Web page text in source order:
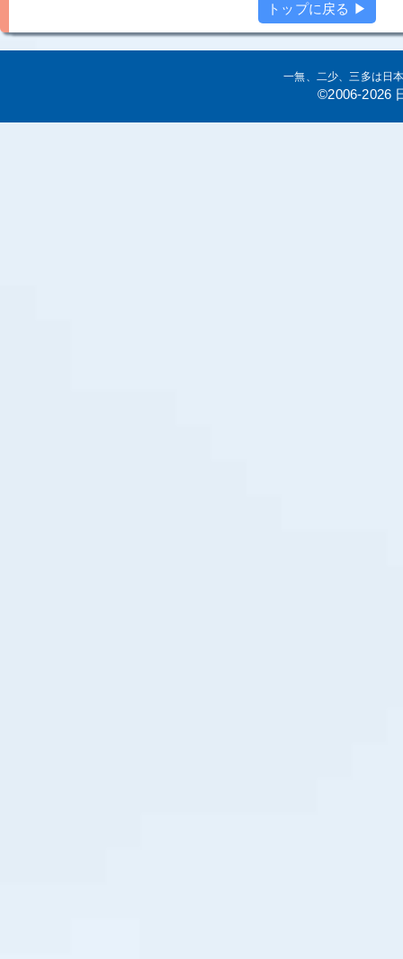
トップに戻る ▶
一無、二少、三多は日
©2006-2026